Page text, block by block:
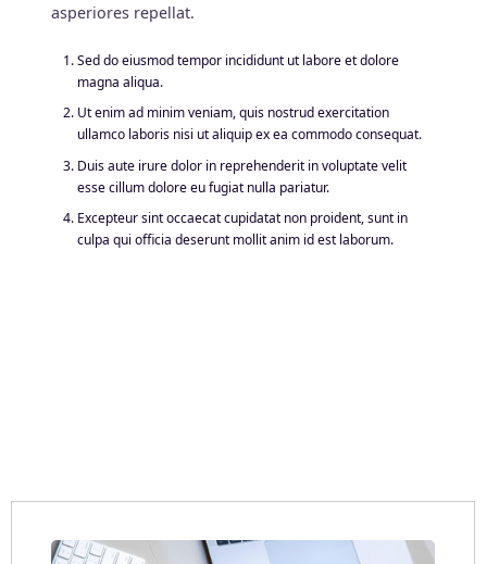
asperiores repellat.
Sed do eiusmod tempor incididunt ut labore et dolore
magna aliqua.
Ut enim ad minim veniam, quis nostrud exercitation
ullamco laboris nisi ut aliquip ex ea commodo consequat.
Duis aute irure dolor in reprehenderit in voluptate velit
esse cillum dolore eu fugiat nulla pariatur.
Excepteur sint occaecat cupidatat non proident, sunt in
culpa qui officia deserunt mollit anim id est laborum.